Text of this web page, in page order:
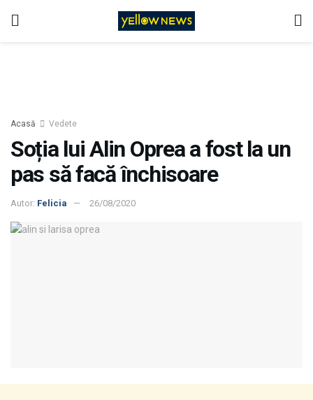
Acasă Vedete
Soția lui Alin Oprea a fost la un
pas să facă închisoare
Autor: Felicia 26/08/2020